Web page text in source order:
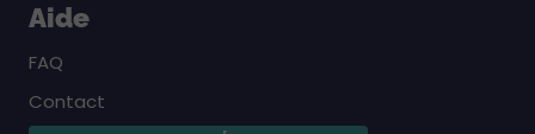
Aide
FAQ
Contact